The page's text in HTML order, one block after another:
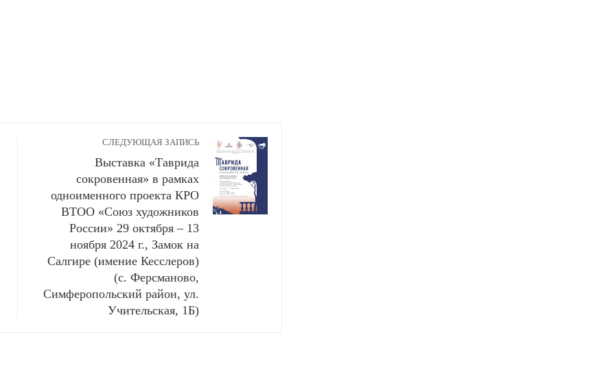
СЛЕДУЮЩАЯ ЗАПИСЬ
Выставка «Таврида
сокровенная» в рамках
одноименного проекта КРО
ВТОО «Союз художников
России» 29 октября – 13
ноября 2024 г., Замок на
Салгире (имение Кесслеров)
(с. Ферсманово,
Симферопольский район, ул.
Учительская, 1Б)